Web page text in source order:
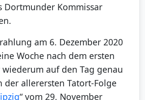
Dortmunder Kommissar
am 6. Dezember 2020
Woche nach dem ersten
auf den Tag genau
der allerersten Tatort-Folge
“ vom 29. November